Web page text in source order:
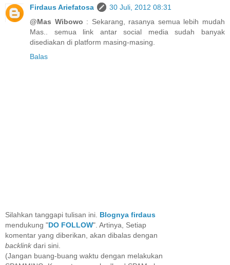
Firdaus Ariefatosa
30 Juli, 2012 08:31
@Mas Wibowo : Sekarang, rasanya semua lebih mudah
Mas.. semua link antar social media sudah banyak
disediakan di platform masing-masing.
Balas
Silahkan tanggapi tulisan ini. Blognya firdaus
mendukung "DO FOLLOW". Artinya, Setiap
komentar yang diberikan, akan dibalas dengan
backlink dari sini.
(Jangan buang-buang waktu dengan melakukan